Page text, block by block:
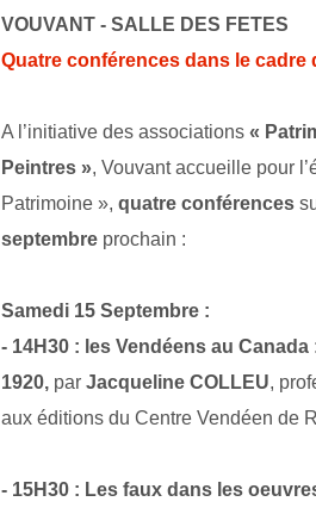
VOUVANT - SALLE DES FETES
Quatre conférences dans le cadre
A l’initiative des associations «
Peintres », Vouvant accueille pour
Patrimoine », quatre conférences
septembre prochain :
Samedi 15 Septembre :
- 14H30 : les Vendéens au Canada
1920, par Jacqueline COLLEU,
aux éditions du Centre Vendéen de
- 15H30 : Les faux dans les